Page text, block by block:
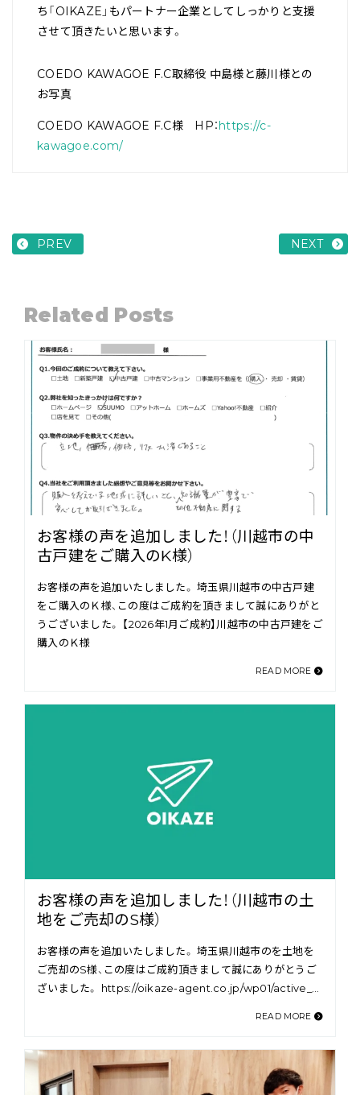
ち「OIKAZE」もパートナー企業としてしっかりと支援
させて頂きたいと思います。
COEDO KAWAGOE F.C取締役 中島様と藤川様との
お写真
COEDO KAWAGOE F.C様 HP：https://c-
kawagoe.com/
PREV NEXT
Related Posts
お客様の声を追加しました！（川越市の中
古戸建をご購入のK様）
お客様の声を追加いたしました。 埼玉県川越市の中古戸建
をご購入のＫ様、この度はご成約を頂きまして誠にありがと
うございました。 【2026年1月ご成約】川越市の中古戸建をご
購入のＫ様
READ MORE
お客様の声を追加しました！（川越市の土
地をご売却のS様）
お客様の声を追加いたしました。 埼玉県川越市のを土地を
ご売却のS様、この度はご成約頂きまして誠にありがとうご
ざいました。 https://oikaze-agent.co.jp/wp01/active_…
READ MORE